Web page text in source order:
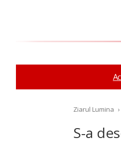
Ziarul Lumina ›
S-a